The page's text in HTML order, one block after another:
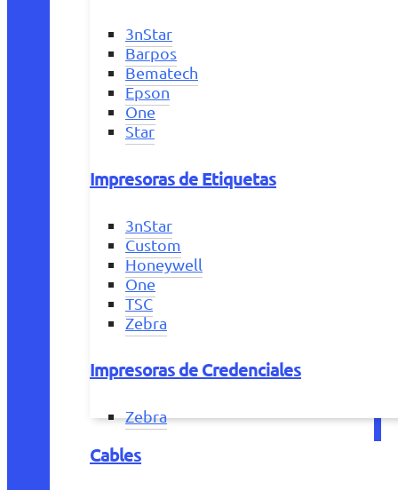
3nStar
Barpos
Bematech
Epson
One
Star
Impresoras de Etiquetas
3nStar
Custom
Honeywell
One
TSC
Zebra
Impresoras de Credenciales
Zebra
Cables